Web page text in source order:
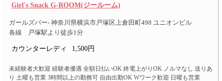
Girl's Snack G-ROOM(ジールーム)
ガールズバー- 神奈川県横浜市戸塚区上倉田町498 ユニオンビル
各線 戸塚駅より徒歩1分
カウンターレディ 1,500円
未経験者大歓迎 経験者優遇 全額日払いOK 終電上がりOK ノルマなし 送りあ
り 土曜も営業 3時間以上の勤務可 自由出勤OK Wワーク歓迎 日曜も営業